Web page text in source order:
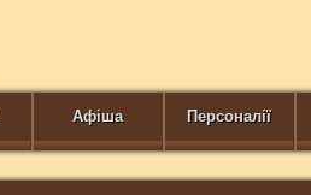
Афіша Персоналії